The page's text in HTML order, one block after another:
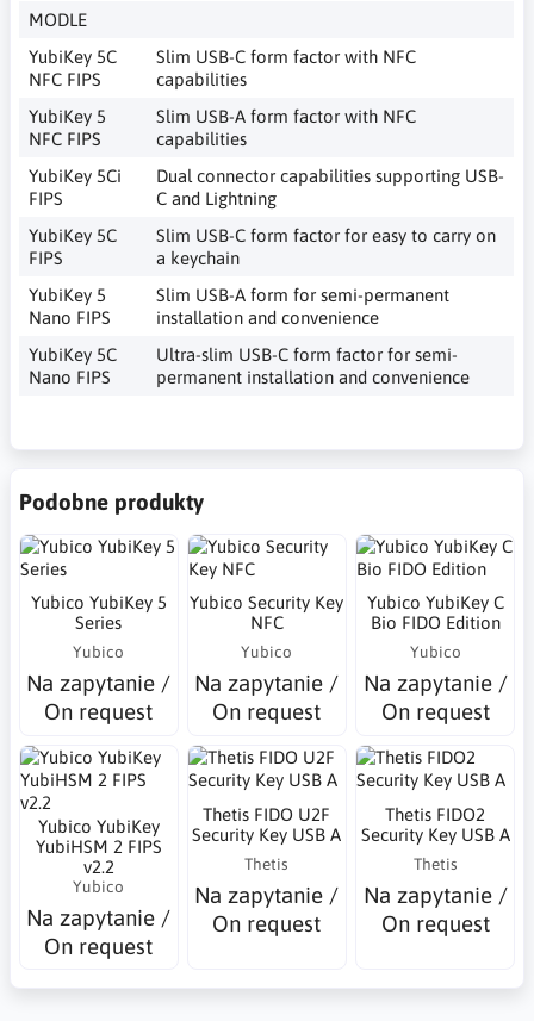
MODLE
YubiKey 5C
NFC FIPS
Slim USB-C form factor with NFC
capabilities
YubiKey 5
NFC FIPS
Slim USB-A form factor with NFC
capabilities
YubiKey 5Ci
FIPS
Dual connector capabilities supporting USB-
C and Lightning
YubiKey 5C
FIPS
Slim USB-C form factor for easy to carry on
a keychain
YubiKey 5
Nano FIPS
Slim USB-A form for semi-permanent
installation and convenience
YubiKey 5C
Nano FIPS
Ultra-slim USB-C form factor for semi-
permanent installation and convenience
Podobne produkty
Yubico YubiKey 5
Series
Yubico
Na zapytanie /
On request
Yubico Security Key
NFC
Yubico
Na zapytanie /
On request
Yubico YubiKey C
Bio FIDO Edition
Yubico
Na zapytanie /
On request
Yubico YubiKey
YubiHSM 2 FIPS
v2.2
Yubico
Na zapytanie /
On request
Thetis FIDO U2F
Security Key USB A
Thetis
Na zapytanie /
On request
Thetis FIDO2
Security Key USB A
Thetis
Na zapytanie /
On request